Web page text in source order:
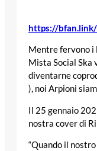
https://
Mentre fervono i
Mista Social Ska
diventarne
), noi Arpioni
Il 25 gennaio
nostra cover di
“Quando il